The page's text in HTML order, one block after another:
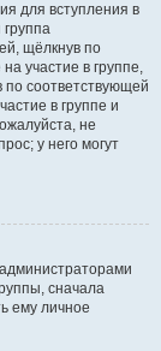
для вступления в
щёлкнув по
участие в группе,
по соответствующей
в группе и
не
у него могут
сначала
ему личное